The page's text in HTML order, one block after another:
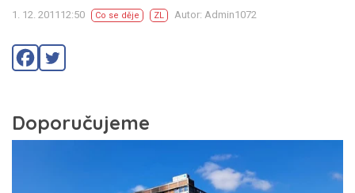
1. 12. 201112:50 Co se děje ZL Autor: Admin1072